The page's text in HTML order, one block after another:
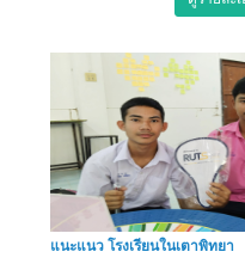
แนะแนว โรงเรียนในเตาพิทยา